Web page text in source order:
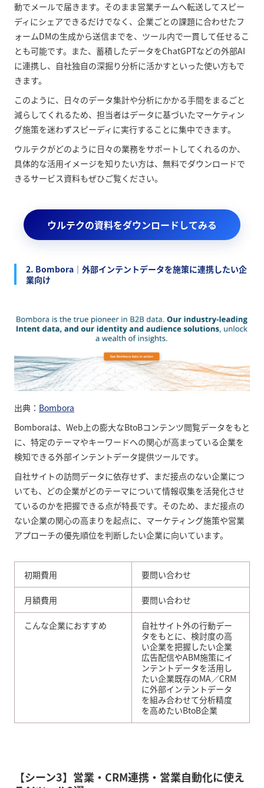
動でメールで届きます。そのまま営業チームへ転送してスピー
ディにシェアできるだけでなく、企業ごとの課題に合わせたフ
ォームDMの生成から送信までを、ツール内で一貫して任せるこ
とも可能です。また、蓄積したデータをChatGPTなどの外部AI
に連携し、自社独自の深掘り分析に活かすといった使い方もで
きます。
このように、日々のデータ集計や分析にかかる手間をまるごと
減らしてくれるため、担当者はデータに基づいたマーケティン
グ施策を迷わずスピーディに実行することに集中できます。
ウルテクがどのように日々の業務をサポートしてくれるのか、
具体的な活用イメージを知りたい方は、無料でダウンロードで
きるサービス資料もぜひご覧ください。
ウルテクの資料をダウンロードしてみる
2. Bombora｜外部インテントデータを施策に連携したい企
業向け
出典： Bombora
Bomboraは、Web上の膨大なBtoBコンテンツ閲覧データをもと
に、特定のテーマやキーワードへの関心が高まっている企業を
検知できる外部インテントデータ提供ツールです。
自社サイトの訪問データに依存せず、まだ接点のない企業につ
いても、どの企業がどのテーマについて情報収集を活発化させ
ているのかを把握できる点が特長です。そのため、まだ接点の
ない企業の関心の高まりを起点に、マーケティング施策や営業
アプローチの優先順位を判断したい企業に向いています。
初期費用 要問い合わせ
月額費用 要問い合わせ
こんな企業におすすめ
自社サイト外の行動デー
タをもとに、検討度の高
い企業を把握したい企業
広告配信やABM施策にイ
ンテントデータを活用し
たい企業既存のMA／CRM
に外部インテントデータ
を組み合わせて分析精度
を高めたいBtoB企業
【シーン3】営業・CRM連携・営業自動化に使え